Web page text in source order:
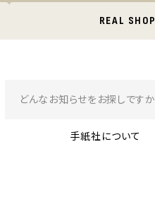
REAL SHOP
手紙社について